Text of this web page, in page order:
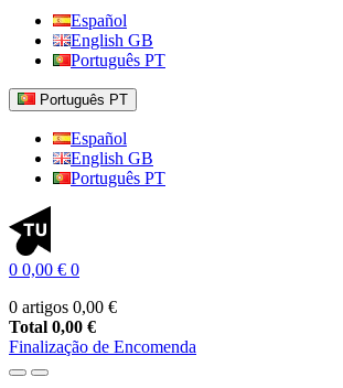
Español
English GB
Português PT
Português PT
Español
English GB
Português PT
0 0,00 € 0
0 artigos 0,00 €
Total 0,00 €
Finalização de Encomenda